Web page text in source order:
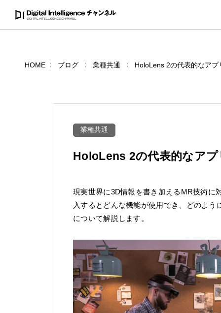
HOME ブログ 業種共通 HoloLens 2の代表的なア
業種共通
HoloLens 2の代表的なア
現実世界に3D情報を書き加えるMR技術に
入するとどんな機能が使用でき、どのよ
について解説します。